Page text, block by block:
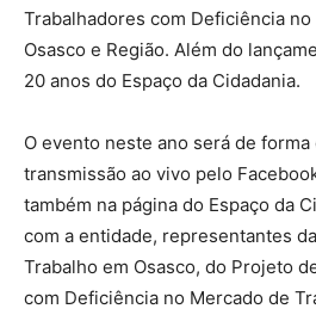
Trabalhadores com Deficiência
Osasco e Região. Além do
20 anos do Espaço da Cidadania.
O evento neste ano será de forma
transmissão ao vivo pelo
também na página do Espaço da
com a entidade, representantes
Trabalho em Osasco, do Projeto
com Deficiência no Mercado de